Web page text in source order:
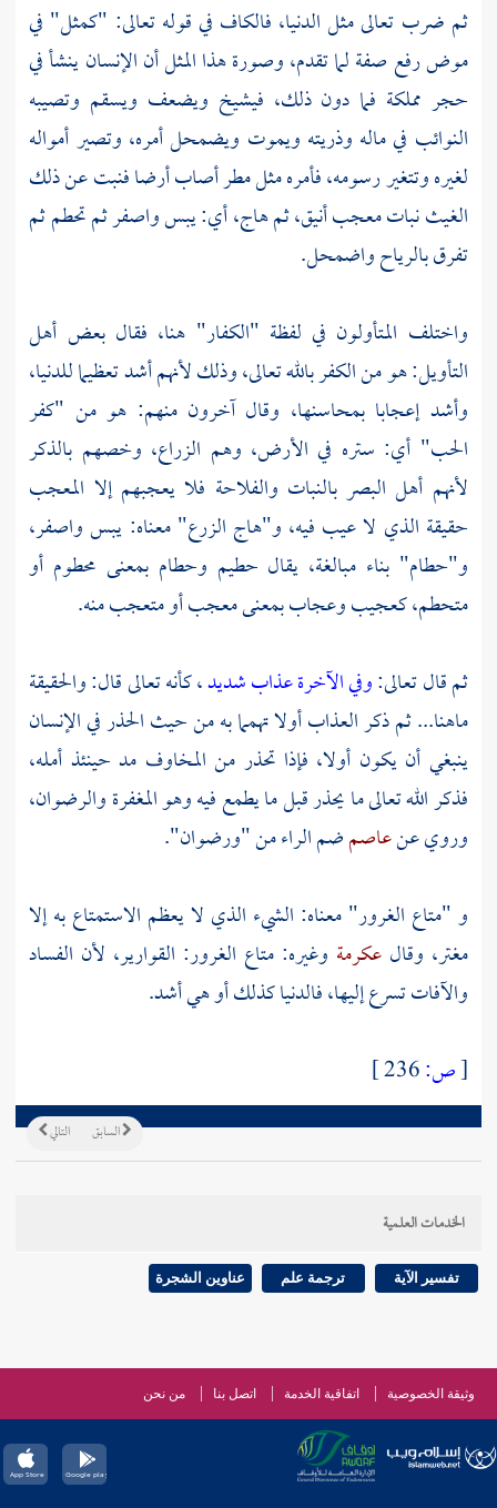
ثم ضرب تعالى مثل الدنيا، فالكاف في قوله تعالى: "كمثل" في
موض رفع صفة لما تقدم، وصورة هذا المثل أن الإنسان ينشأ في
حجر مملكة فما دون ذلك، فيشيخ ويضعف ويسقم وتصيبه
النوائب في ماله وذريته ويموت ويضمحل أمره، وتصير أمواله
لغيره وتتغير رسومه، فأمره مثل مطر أصاب أرضا فنبت عن ذلك
الغيث نبات معجب أنيق، ثم هاج، أي: يبس واصفر ثم تحطم ثم
تفرق بالرياح واضمحل.
واختلف المتأولون في لفظة "الكفار" هنا، فقال بعض أهل
التأويل: هو من الكفر بالله تعالى، وذلك لأنهم أشد تعظيما للدنيا،
وأشد إعجابا بمحاسنها، وقال آخرون منهم: هو من "كفر
الحب" أي: ستره في الأرض، وهم الزراع، وخصهم بالذكر
لأنهم أهل البصر بالنبات والفلاحة فلا يعجبهم إلا المعجب
حقيقة الذي لا عيب فيه، و"هاج الزرع" معناه: يبس واصفر،
و"حطام" بناء مبالغة، يقال حطيم وحطام بمعنى محطوم أو
متحطم، كعجيب وعجاب بمعنى معجب أو متعجب منه.
ثم قال تعالى:وفي الآخرة عذاب شديد، كأنه تعالى قال: والحقيقة
ماهنا... ثم ذكر العذاب أولا تهمما به من حيث الحذر في الإنسان
ينبغي أن يكون أولا، فإذا تحذر من المخاوف مد حينئذ أمله،
فذكر الله تعالى ما يحذر قبل ما يطمع فيه وهو المغفرة والرضوان،
وروي عنعاصمضم الراء من "ورضوان".
و "متاع الغرور" معناه: الشيء الذي لا يعظم الاستمتاع به إلا
مغتر، وقالعكرمة وغيره: متاع الغرور: القوارير، لأن الفساد
والآفات تسرع إليها، فالدنيا كذلك أو هي أشد.
[ص:
التالي السابق
الخدمات العلمية
تفسير الآية ترجمة علم عناوين الشجرة
وثيقة الخصوصية اتفاقية الخدمة اتصل بنا من نحن